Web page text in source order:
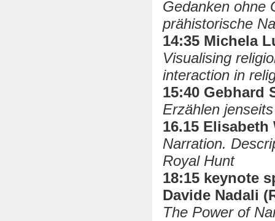
Gedanken ohne
prähistorische
14:35 Michela
Visualising
interaction in
15:40 Gebhard
Erzählen
16.15
Narration.
Royal Hunt
18:15 keynote
Davide Nadali
The Power of